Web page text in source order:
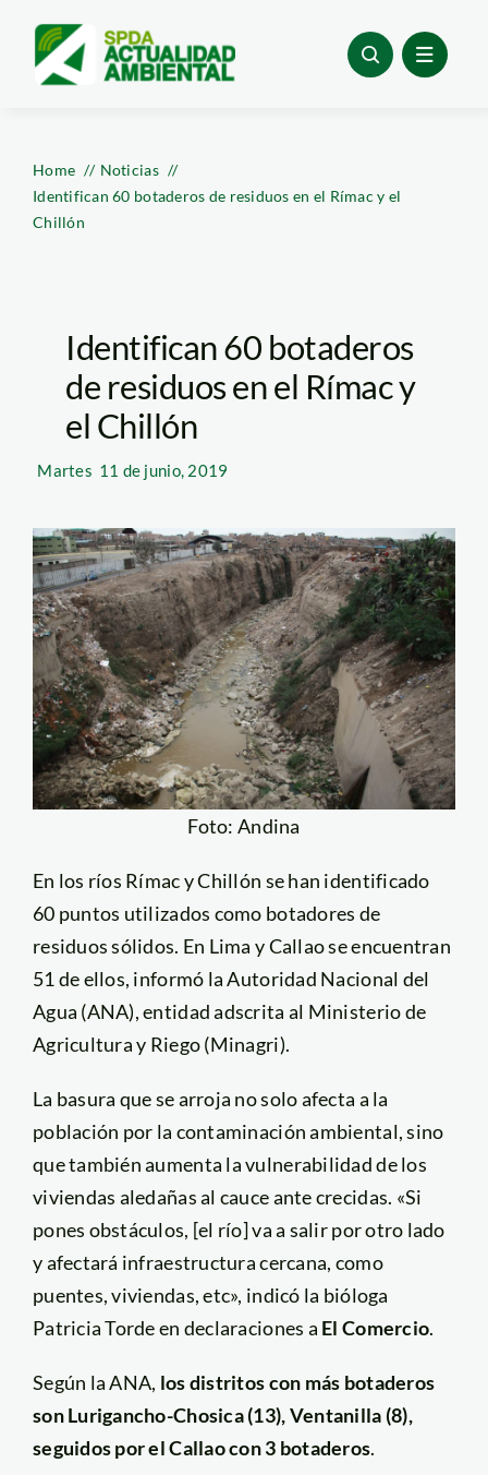
content
Home
Noticias
Identifican 60 botaderos de residuos en el Rímac y el
Chillón
Identifican 60 botaderos
de residuos en el Rímac y
el Chillón
Martes 11 de junio, 2019
Foto: Andina
En los ríos Rímac y Chillón se han identificado
60 puntos utilizados como botadores de
residuos sólidos. En Lima y Callao se encuentran
51 de ellos, informó la Autoridad Nacional del
Agua (ANA), entidad adscrita al Ministerio de
Agricultura y Riego (Minagri).
La basura que se arroja no solo afecta a la
población por la contaminación ambiental, sino
que también aumenta la vulnerabilidad de los
viviendas aledañas al cauce ante crecidas. «Si
pones obstáculos, [el río] va a salir por otro lado
y afectará infraestructura cercana, como
puentes, viviendas, etc», indicó la bióloga
Patricia Torde en declaraciones a El Comercio.
Según la ANA, los distritos con más botaderos
son Lurigancho-Chosica (13), Ventanilla (8),
seguidos por el Callao con 3 botaderos.